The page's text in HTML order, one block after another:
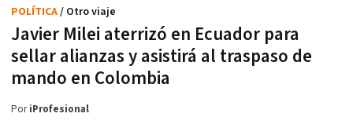
Javier Milei aterrizó en Ecuador para
sellar alianzas y asistirá al traspaso de
mando en Colombia
POLÍTICA/ Otro viaje
PoriProfesional